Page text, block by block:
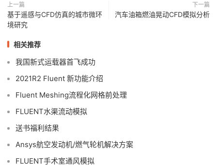
上一篇
基于遥感与CFD仿真的城市微环
境研究
下一篇
汽车油箱燃油晃动CFD模拟分析
相关推荐
我国新式运载器首飞成功
2021R2 Fluent 新功能介绍
Fluent Meshing流程化网格前处理
FLUENT水渠流动模拟
送书福利结果
Ansys航空发动机/燃气轮机解决方案
FLUENT手术室通风模拟